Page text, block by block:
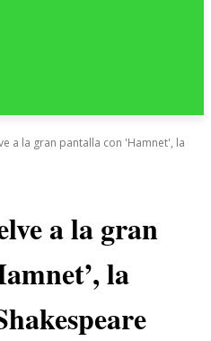
a la gran pantalla con 'Hamnet', la
a la gran
la